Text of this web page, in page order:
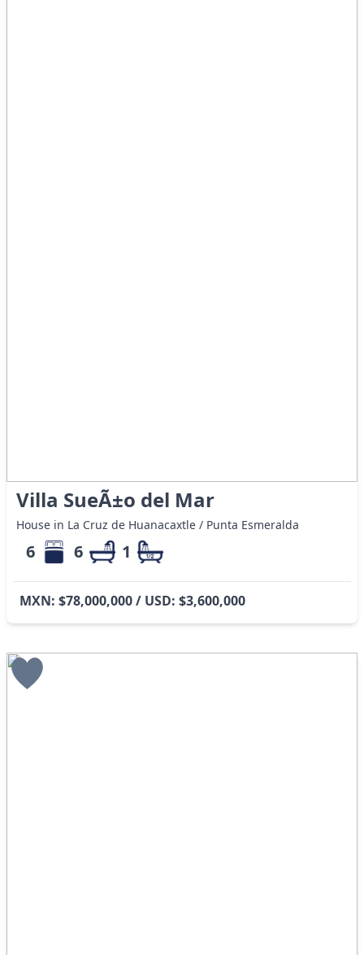
Villa SueÃ±o del Mar
House in La Cruz de Huanacaxtle / Punta Esmeralda
6 6 1
MXN: $78,000,000 / USD: $3,600,000